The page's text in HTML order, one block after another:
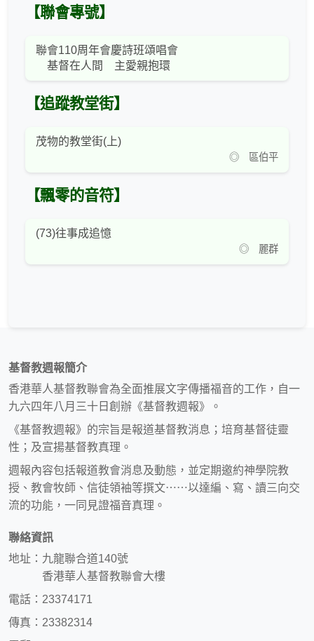
【聯會專號】
聯會110周年會慶詩班頌唱會
基督在人間 主愛親抱環
【追蹤教堂街】
茂物的教堂街(上)
◎ 區伯平
【飄零的音符】
(73)往事成追憶
◎ 麗群
基督教週報簡介
香港華人基督教聯會為全面推展文字傳播福音的工作，自一
九六四年八月三十日創辦《基督教週報》。
《基督教週報》的宗旨是報道基督教消息；培育基督徒靈
性；及宣揚基督教真理。
週報內容包括報道教會消息及動態，並定期邀約神學院教
授、教會牧師、信徒領袖等撰文⋯⋯以達編、寫、讀三向交
流的功能，一同見證福音真理。
聯絡資訊
地址：九龍聯合道140號
香港華人基督教聯會大樓
電話：23374171
傳真：23382314